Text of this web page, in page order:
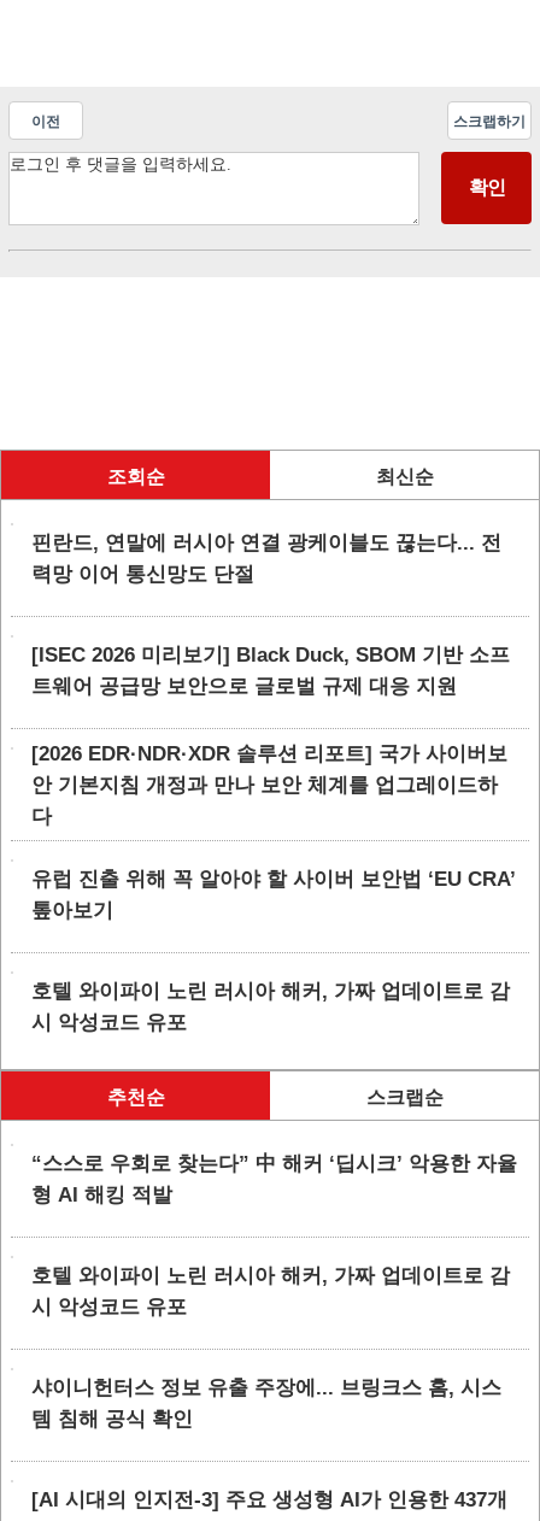
이전 스크랩하기
조회순 최신순
핀란드, 연말에 러시아 연결 광케이블도 끊는다... 전
력망 이어 통신망도 단절
[ISEC 2026 미리보기] Black Duck, SBOM 기반 소프
트웨어 공급망 보안으로 글로벌 규제 대응 지원
[2026 EDR·NDR·XDR 솔루션 리포트] 국가 사이버보
안 기본지침 개정과 만나 보안 체계를 업그레이드하
다
유럽 진출 위해 꼭 알아야 할 사이버 보안법 ‘EU CRA’
톺아보기
호텔 와이파이 노린 러시아 해커, 가짜 업데이트로 감
시 악성코드 유포
추천순 스크랩순
“스스로 우회로 찾는다” 中 해커 ‘딥시크’ 악용한 자율
형 AI 해킹 적발
호텔 와이파이 노린 러시아 해커, 가짜 업데이트로 감
시 악성코드 유포
샤이니헌터스 정보 유출 주장에... 브링크스 홈, 시스
템 침해 공식 확인
[AI 시대의 인지전-3] 주요 생성형 AI가 인용한 437개